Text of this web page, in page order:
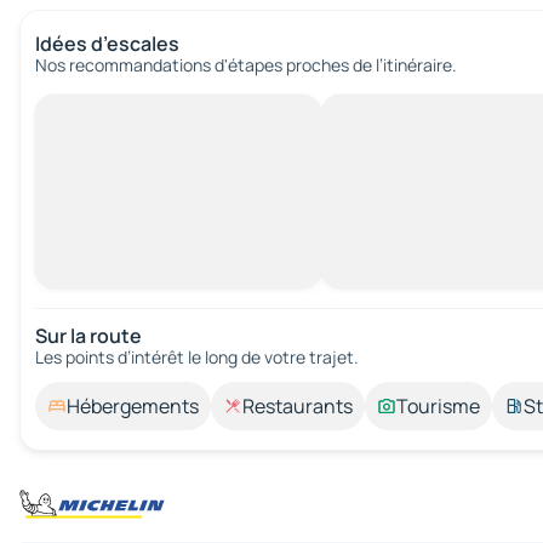
Idées d’escales
Nos recommandations d'étapes proches de l’itinéraire.
Sur la route
Les points d’intérêt le long de votre trajet.
Hébergements Restaurants Tourisme